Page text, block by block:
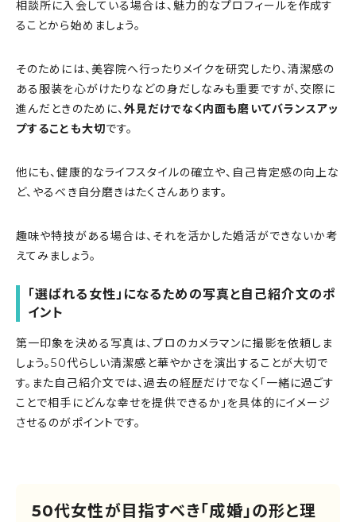
相談所に入会している場合は、魅力的なプロフィールを作成す
ることから始めましょう。
そのためには、美容院へ行ったりメイクを研究したり、清潔感の
ある服装を心がけたりなどの身だしなみも重要ですが、交際に
進んだときのために、外見だけでなく内面も磨いてバランスアッ
プすることも大切です。
他にも、健康的なライフスタイルの確立や、自己肯定感の向上な
ど、やるべき自分磨きはたくさんあります。
趣味や特技がある場合は、それを活かした婚活ができないか考
えてみましょう。
「選ばれる女性」になるための写真と自己紹介文のポ
イント
第一印象を決める写真は、プロのカメラマンに撮影を依頼しま
しょう。50代らしい清潔感と華やかさを演出することが大切で
す。また自己紹介文では、過去の経歴だけでなく「一緒に過ごす
ことで相手にどんな幸せを提供できるか」を具体的にイメージ
させるのがポイントです。
50代女性が目指すべき「成婚」の形と理